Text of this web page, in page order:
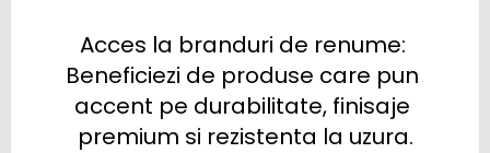
Acces la branduri de renume:
Beneficiezi de produse care pun
accent pe durabilitate, finisaje
premium si rezistenta la uzura.